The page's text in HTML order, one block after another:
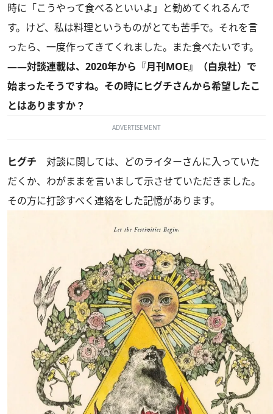
時に「こうやって食べるといいよ」と勧めてくれるんで
す。けど、私は料理というものがとても苦手で。それを言
ったら、一度作ってきてくれました。また食べたいです。
――対談連載は、2020年から『月刊MOE』（白泉社）で
始まったそうですね。その時にヒグチさんから希望したこ
とはありますか？
ADVERTISEMENT
ヒグチ 対談に関しては、どのライターさんに入っていた
だくか、わがままを言いまして示させていただきました。
その方に打診すべく連絡をした記憶があります。